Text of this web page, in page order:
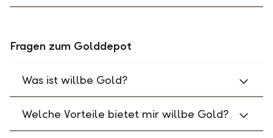
Fragen zum Golddepot
Was ist willbe Gold?
Welche Vorteile bietet mir willbe Gold?